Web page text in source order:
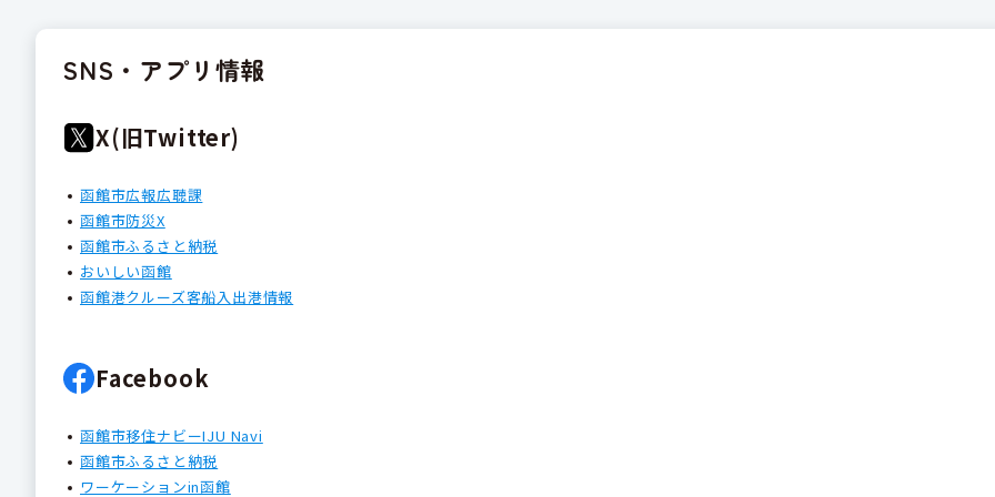
SNS・アプリ情報
X(旧Twitter)
函館市広報広聴課
函館市防災X
函館市ふるさと納税
おいしい函館
函館港クルーズ客船入出港情報
Facebook
函館市移住ナビーIJU Navi
函館市ふるさと納税
ワーケーションin函館